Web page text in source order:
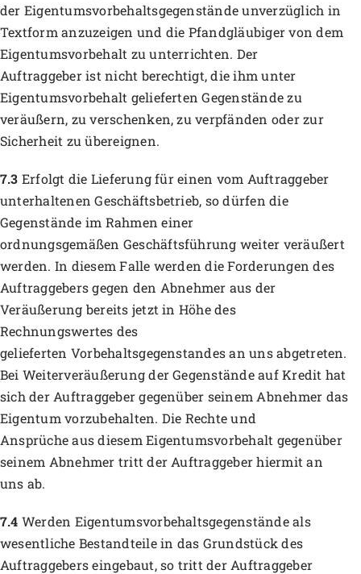
der Eigentumsvorbehaltsgegenstände unverzüglich in
Textform anzuzeigen und die Pfandgläubiger von dem
Eigentumsvorbehalt zu unterrichten. Der
Auftraggeber ist nicht berechtigt, die ihm unter
Eigentumsvorbehalt gelieferten Gegenstände zu
veräußern, zu verschenken, zu verpfänden oder zur
Sicherheit zu übereignen.
7.3 Erfolgt die Lieferung für einen vom Auftraggeber
unterhaltenen Geschäftsbetrieb, so dürfen die
Gegenstände im Rahmen einer
ordnungsgemäßen Geschäftsführung weiter veräußert
werden. In diesem Falle werden die Forderungen des
Auftraggebers gegen den Abnehmer aus der
Veräußerung bereits jetzt in Höhe des
Rechnungswertes des
gelieferten Vorbehaltsgegenstandes an uns abgetreten.
Bei Weiterveräußerung der Gegenstände auf Kredit hat
sich der Auftraggeber gegenüber seinem Abnehmer das
Eigentum vorzubehalten. Die Rechte und
Ansprüche aus diesem Eigentumsvorbehalt gegenüber
seinem Abnehmer tritt der Auftraggeber hiermit an
uns ab.
7.4 Werden Eigentumsvorbehaltsgegenstände als
wesentliche Bestandteile in das Grundstück des
Auftraggebers eingebaut, so tritt der Auftraggeber